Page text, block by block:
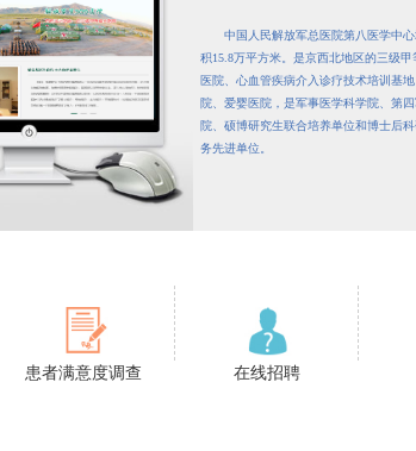
中国人民解放军总医院第八医学中
积15.8万平方米。是京西北地区的三级
医院、心血管疾病介入诊疗技术培训基
院、爱婴医院，是军事医学科学院、第
院、硕博研究生联合培养单位和博士后
务先进单位。
患者满意度调查 在线招聘